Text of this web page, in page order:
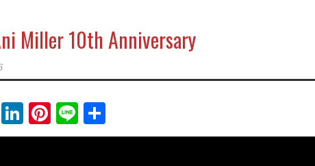
Miller 10th Anniversary
WhatsApp
LinkedIn
Pinterest
Line